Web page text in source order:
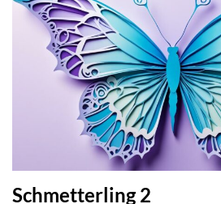
Schmetterling 2